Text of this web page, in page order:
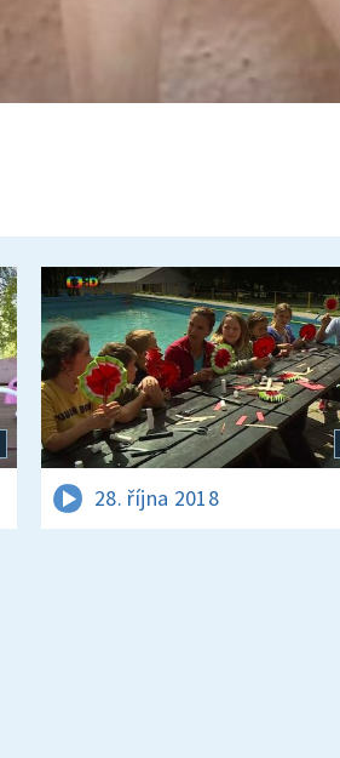
28. října 2018